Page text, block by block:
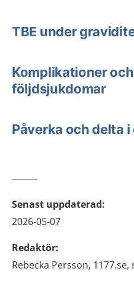
TBE under
Komplikationer och
följdsjukdomar
Påverka och delta i
Senast uppdaterad:
2026-05-07
Redaktör:
Rebecka Persson,